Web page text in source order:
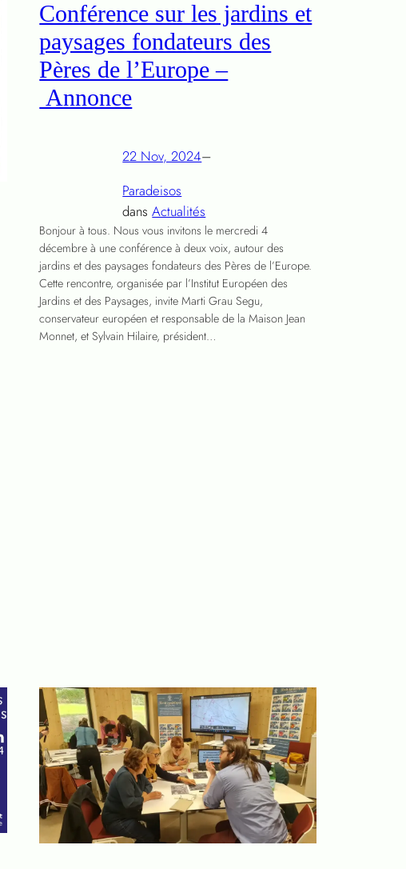
Conférence sur les jardins et
paysages fondateurs des
Pères de l’Europe –
Annonce
22 Nov, 2024–
Paradeisos
dansActualités
Bonjour à tous. Nous vous invitons le mercredi 4
décembre à une conférence à deux voix, autour des
jardins et des paysages fondateurs des Pères de l’Europe.
Cette rencontre, organisée par l’Institut Européen des
Jardins et des Paysages, invite Marti Grau Segu,
conservateur européen et responsable de la Maison Jean
Monnet, et Sylvain Hilaire, président…